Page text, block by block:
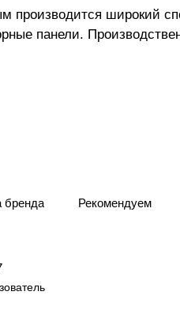
производится широкий
панели.
бренда Рекомендуем